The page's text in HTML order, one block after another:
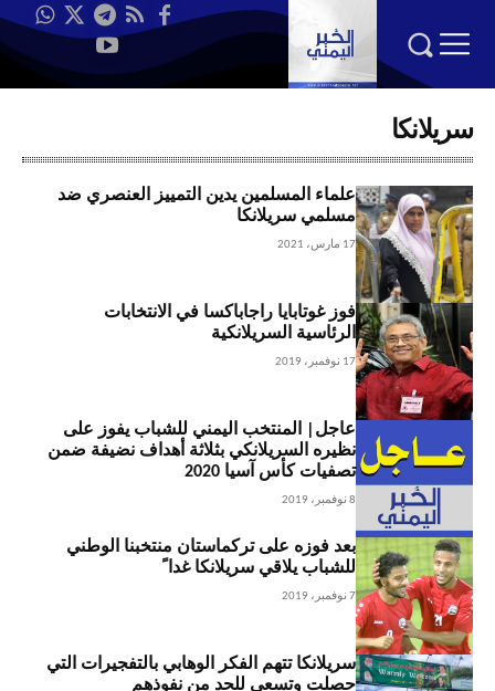
سريلانكا
علماء المسلمين يدين التمييز العنصري ضد
مسلمي سريلانكا
17 مارس، 2021
فوز غوتابايا راجاباكسا في الانتخابات
الرئاسية السريلانكية
17 نوفمبر، 2019
عاجل| المنتخب اليمني للشباب يفوز على
نظيره السريلانكي بثلاثة أهداف نضيفة ضمن
تصفيات كأس آسيا 2020
8 نوفمبر، 2019
بعد فوزه على تركماستان منتخبنا الوطني
للشباب يلاقي سريلانكا غدا ً
7 نوفمبر، 2019
سريلانكا تتهم الفكر الوهابي بالتفجيرات التي
حصلت وتسعى للحد من نفوذهم